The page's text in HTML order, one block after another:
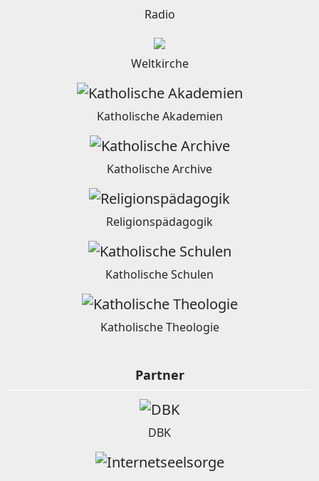
Radio
Weltkirche
Katholische Akademien
Katholische Archive
Religionspädagogik
Katholische Schulen
Katholische Theologie
Partner
DBK